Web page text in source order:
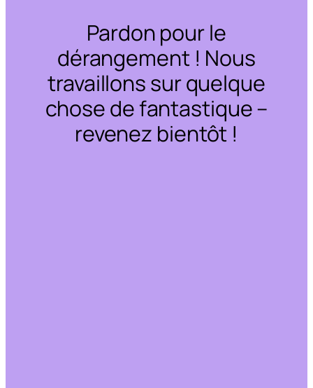
Pardon pour le
dérangement ! Nous
travaillons sur quelque
chose de fantastique –
revenez bientôt !